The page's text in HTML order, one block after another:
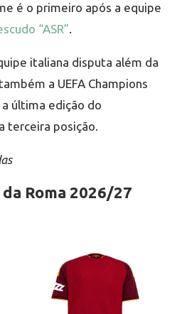
é o primeiro após a equipe
“ASR”
italiana disputa além da
a UEFA Champions
última edição do
terceira posição.
Roma 2026/27